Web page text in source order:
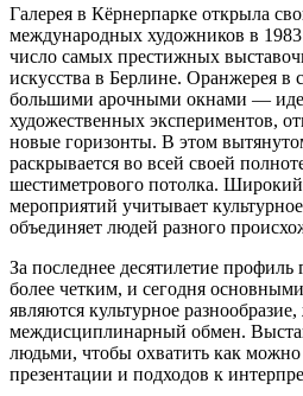
Галерея в Кёрнерпарке открыла
международных художников в 1983
число самых престижных
искусства в Берлине. Оранжерея в
большими арочными окнами —
художественных экспериментов,
новые горизонты. В этом
раскрывается во всей своей
шестиметрового потолка.
мероприятий учитывает
объединяет людей разного
За последнее десятилетие профиль
более четким, и сегодня
являются культурное
междисциплинарный обмен.
людьми, чтобы охватить как
презентации и подходов к